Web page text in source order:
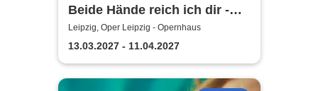
Beide Hände reich ich dir -
Oper Leipzig
Leipzig, Oper Leipzig - Opernhaus
13.03.2027 - 11.04.2027